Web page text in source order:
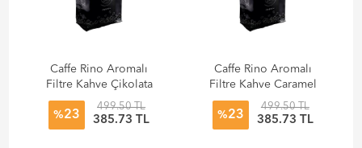
Caffe Rino Aromalı
Filtre Kahve Çikolata
Badem 250 gr
%23
499.50 TL
385.73 TL
Caffe Rino Aromalı
Filtre Kahve Caramel
250 gr
%23
499.50 TL
385.73 TL